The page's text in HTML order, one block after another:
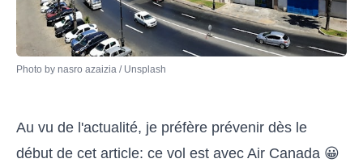
Photo by nasro azaizia / Unsplash
Au vu de l'actualité, je préfère prévenir dès le
début de cet article: ce vol est avec Air Canada 😀